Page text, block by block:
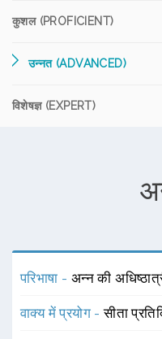
कुशल (PROFICIENT)
उन्नत (ADVANCED)
विशेषज्ञ (EXPERT)
परिभाषा - अन्न की
वाक्य में प्रयोग -सीता